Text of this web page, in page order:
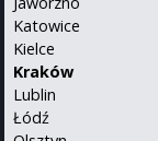
Katowice
Kielce
Kraków
Lublin
Łódź